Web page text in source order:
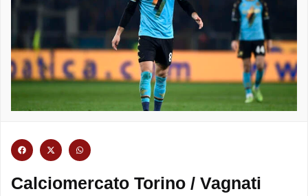
Calciomercato Torino / Vagnati